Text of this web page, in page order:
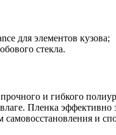
для элементов кузова;
стекла.
и гибкого
Пленка
и